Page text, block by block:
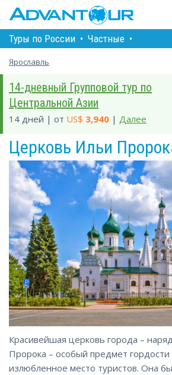
Туры по Росcии • Частные •
Ярославль
14-дневный Групповой тур по
Центральной Азии
14 дней | от US$ 3,940 | Далее
Церковь Ильи
Красивейшая церковь города –
Пророка – особый предмет гордости
излюбленное место туристов. Она